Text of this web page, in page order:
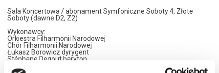
Sala Koncertowa / abonament Symfoniczne Soboty 4, Złote
Soboty (dawne D2, Z2)
Wykonawcy:
Orkiestra Filharmonii Narodowej
Chór Filharmonii Narodowej
Łukasz Borowicz dyrygent
Stéphane Degout baryton